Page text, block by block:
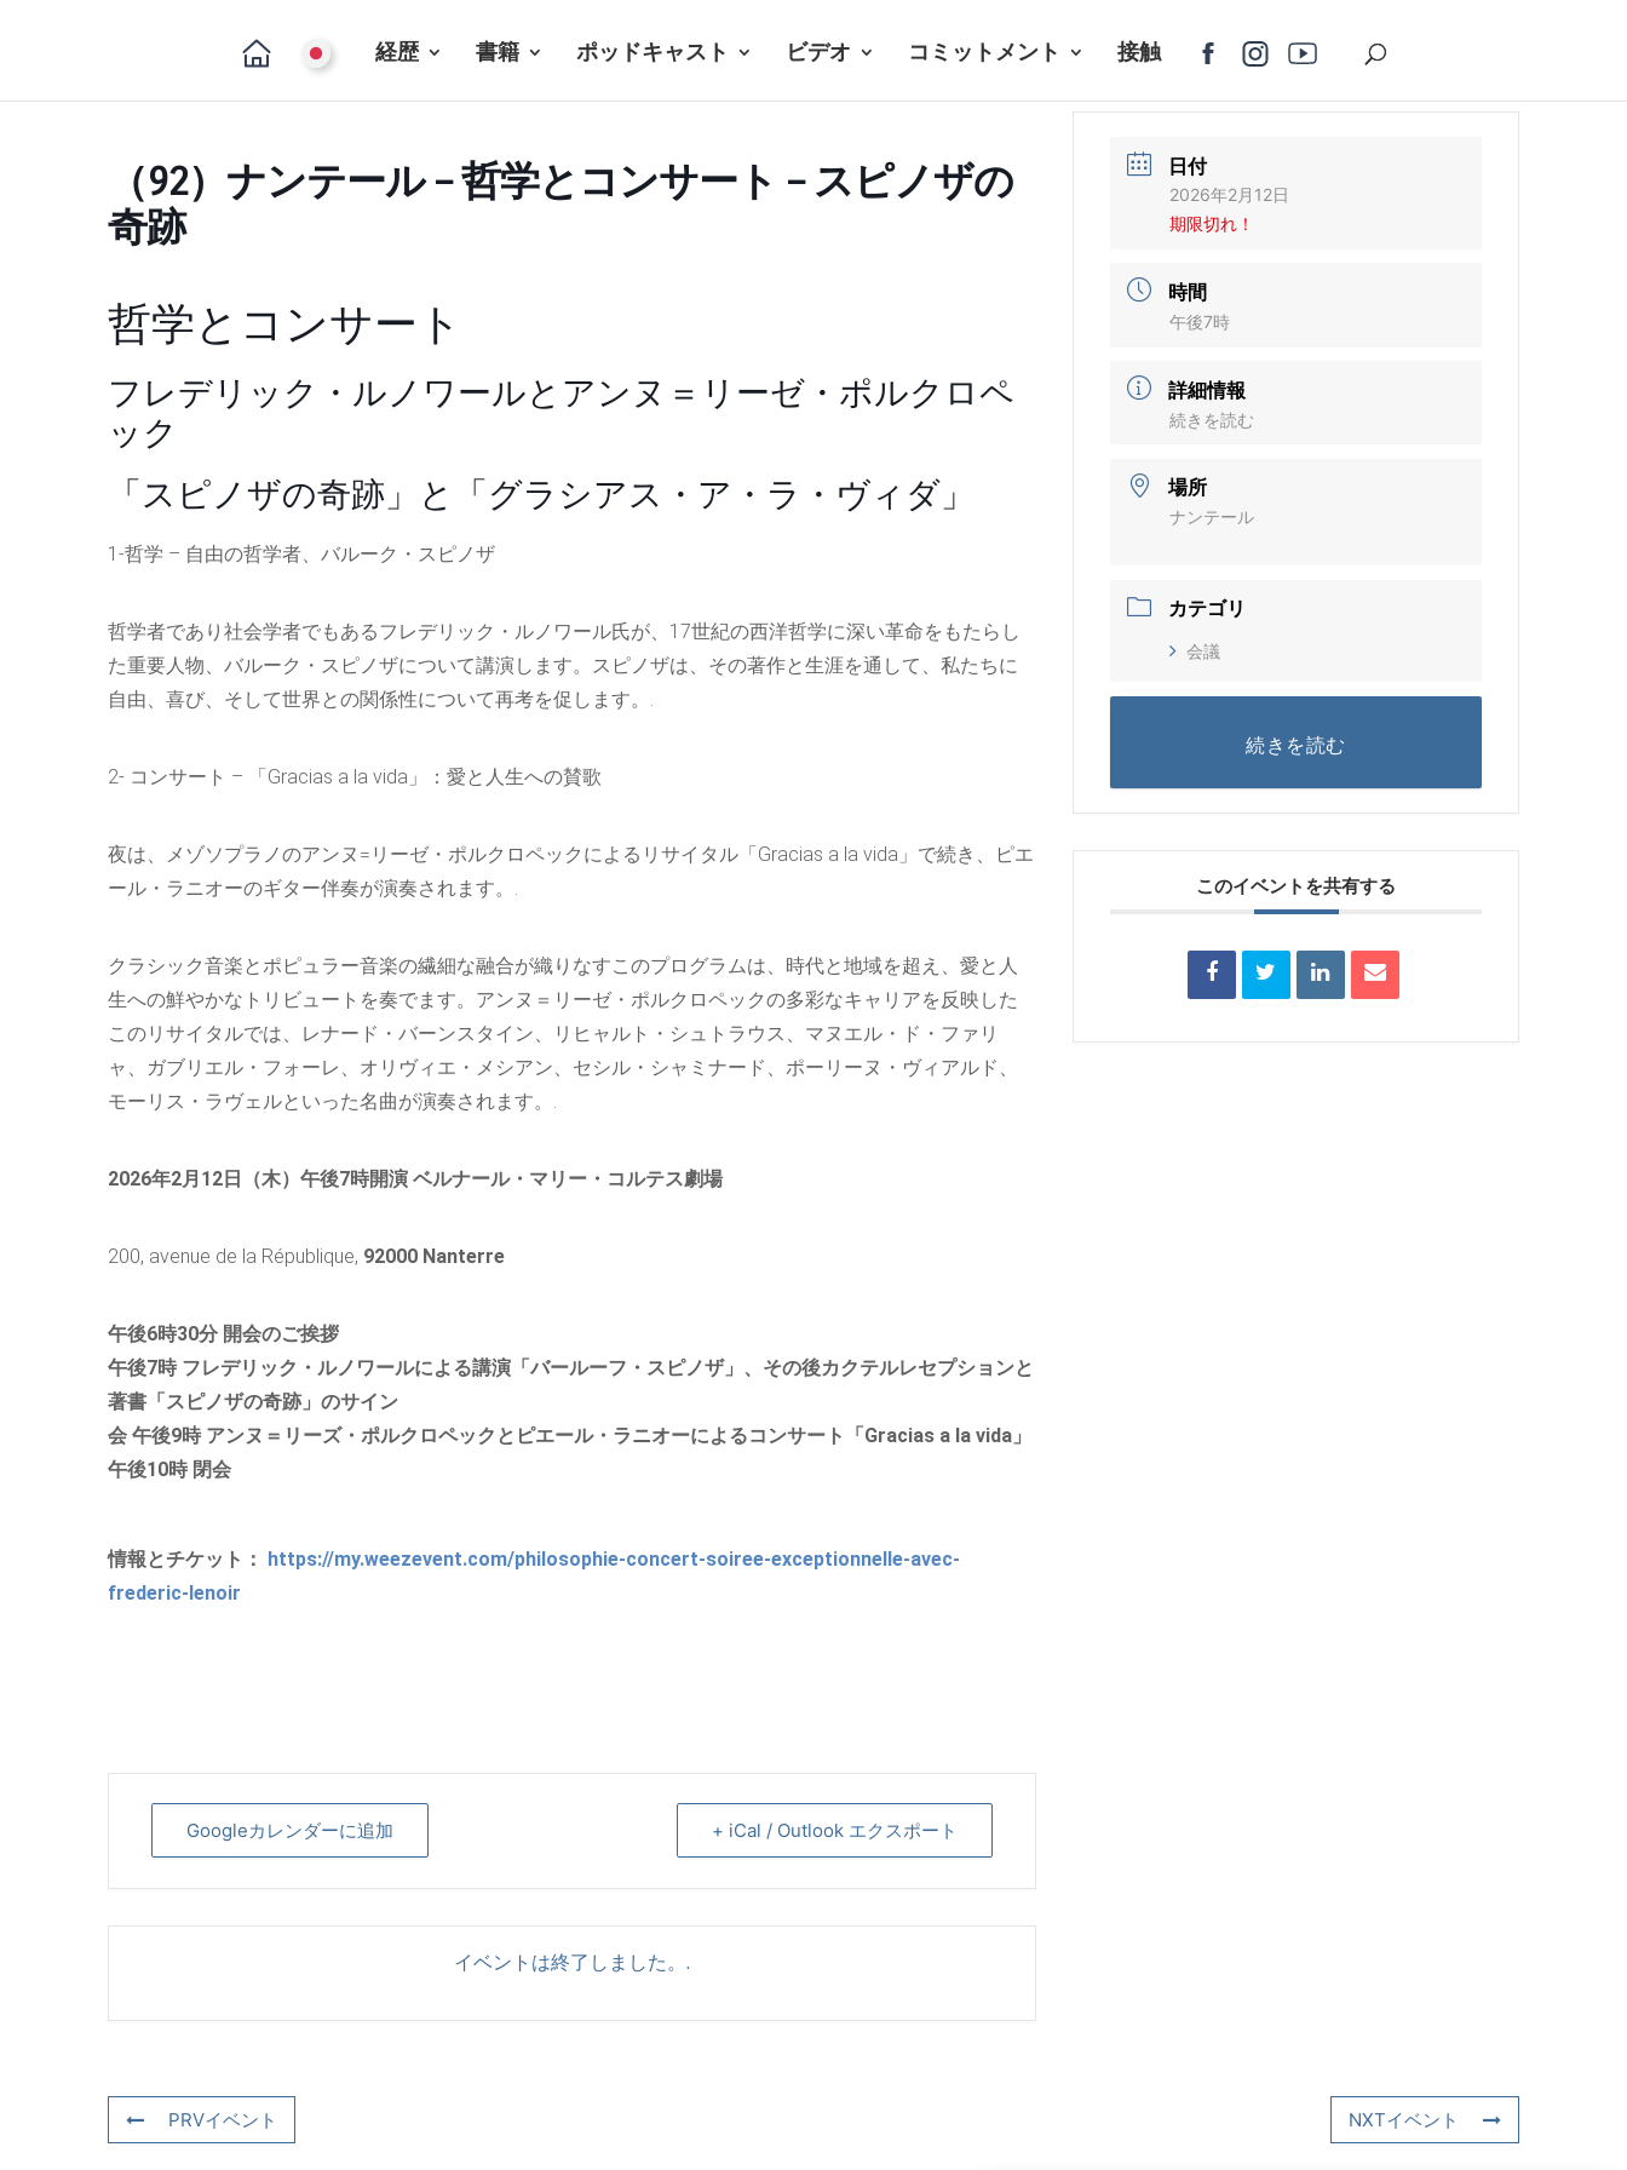
経歴 書籍 ポッドキャスト ビデオ コミットメント 接触
（92）ナンテール – 哲学とコンサート – スピノザの
奇跡
哲学とコンサート
フレデリック・ルノワールとアンヌ＝リーゼ・ポルクロペ
ック
「スピノザの奇跡」と「グラシアス・ア・ラ・ヴィダ」
1-哲学 – 自由の哲学者、バルーク・スピノザ
哲学者であり社会学者でもあるフレデリック・ルノワール氏が、17世紀の西洋哲学に深い革命をもたらし
た重要人物、バルーク・スピノザについて講演します。スピノザは、その著作と生涯を通して、私たちに
自由、喜び、そして世界との関係性について再考を促します。.
2- コンサート – 「Gracias a la vida」：愛と人生への賛歌
夜は、メゾソプラノのアンヌ=リーゼ・ポルクロペックによるリサイタル「Gracias a la vida」で続き、ピエ
ール・ラニオーのギター伴奏が演奏されます。.
クラシック音楽とポピュラー音楽の繊細な融合が織りなすこのプログラムは、時代と地域を超え、愛と人
生への鮮やかなトリビュートを奏でます。アンヌ＝リーゼ・ポルクロペックの多彩なキャリアを反映した
このリサイタルでは、レナード・バーンスタイン、リヒャルト・シュトラウス、マヌエル・ド・ファリ
ャ、ガブリエル・フォーレ、オリヴィエ・メシアン、セシル・シャミナード、ポーリーヌ・ヴィアルド、
モーリス・ラヴェルといった名曲が演奏されます。.
2026年2月12日（木）午後7時開演 ベルナール・マリー・コルテス劇場
200, avenue de la République, 92000 Nanterre
午後6時30分 開会のご挨拶
午後7時 フレデリック・ルノワールによる講演「バールーフ・スピノザ」、その後カクテルレセプションと
著書「スピノザの奇跡」のサイン
会 午後9時 アンヌ＝リーズ・ポルクロペックとピエール・ラニオーによるコンサート「Gracias a la vida」
午後10時 閉会
情報とチケット： https://my.weezevent.com/philosophie-concert-soiree-exceptionnelle-avec-
frederic-lenoir
Googleカレンダーに追加 + iCal / Outlook エクスポート
イベントは終了しました。.
日付
2026年2月12日
期限切れ！
時間
午後7時
詳細情報
続きを読む
場所
ナンテール
カテゴリ
会議
続きを読む
このイベントを共有する
PRVイベント NXTイベント